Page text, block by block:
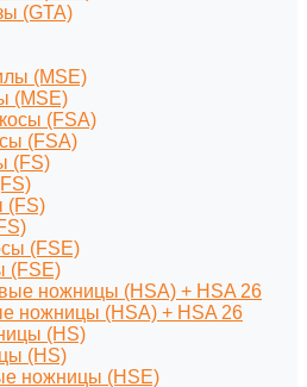
(GTA)
(MSE)
(FSA)
(FSE)
ножницы (HSA) + HSA 26
(HS)